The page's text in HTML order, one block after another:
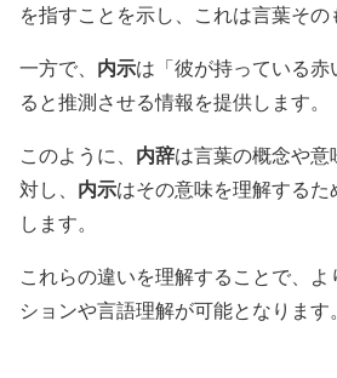
を指すことを示し、これは言葉その
一方で、 内示は「彼が持っている
ると推測させる情報を提供します。
このように、 内辞は言葉の概念や
対し、 内示はその意味を理解する
します。
これらの違いを理解することで、
ションや言語理解が可能となります。